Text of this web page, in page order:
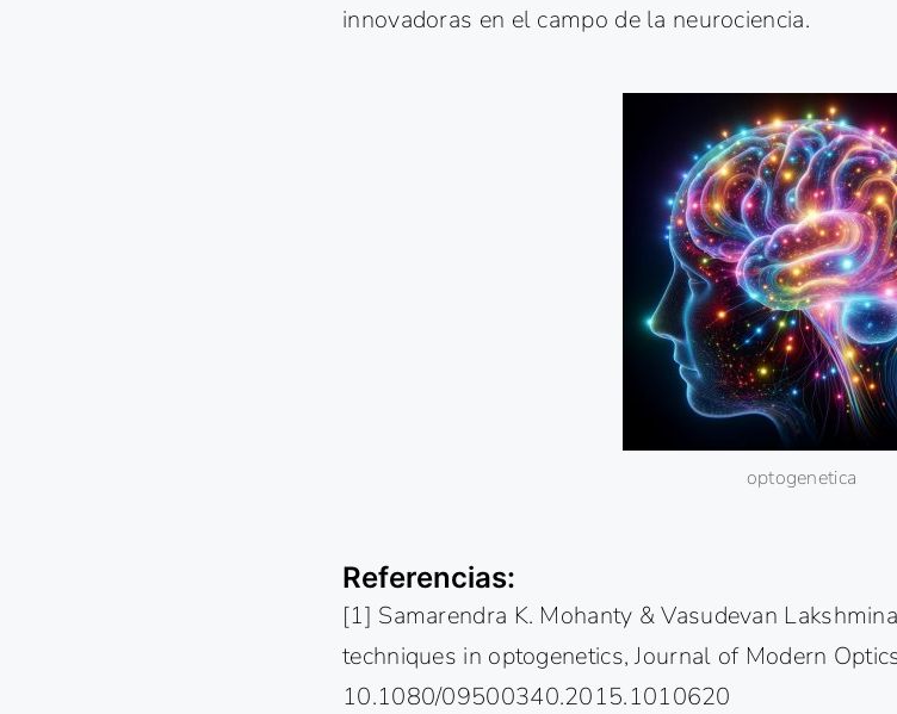
innovadoras en el campo de la neurociencia.
optogenetica
Referencias:
[1] Samarendra K. Mohanty & Vasudevan
techniques in optogenetics, Journal of Modern
10.1080/09500340.2015.1010620